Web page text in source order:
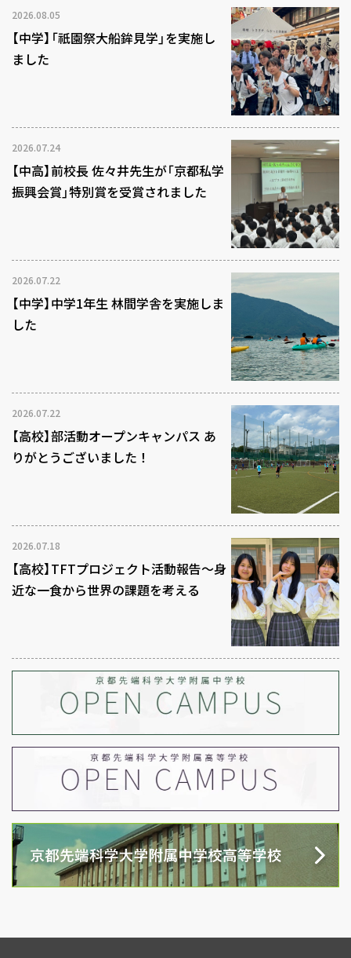
2026.08.05
【中学】「祇園祭大船鉾見学」を実施し
ました
2026.07.24
【中高】前校長 佐々井先生が「京都私学
振興会賞」特別賞を受賞されました
2026.07.22
【中学】中学1年生 林間学舎を実施しま
した
2026.07.22
【高校】部活動オープンキャンパス あ
りがとうございました！
2026.07.18
【高校】TFTプロジェクト活動報告～身
近な一食から世界の課題を考える